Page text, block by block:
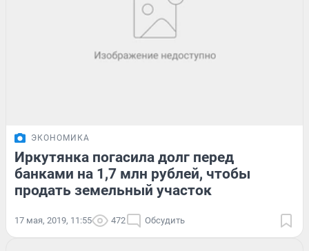
ЭКОНОМИКА
Иркутянка погасила долг перед
банками на 1,7 млн рублей, чтобы
продать земельный участок
17 мая, 2019, 11:55 472 Обсудить